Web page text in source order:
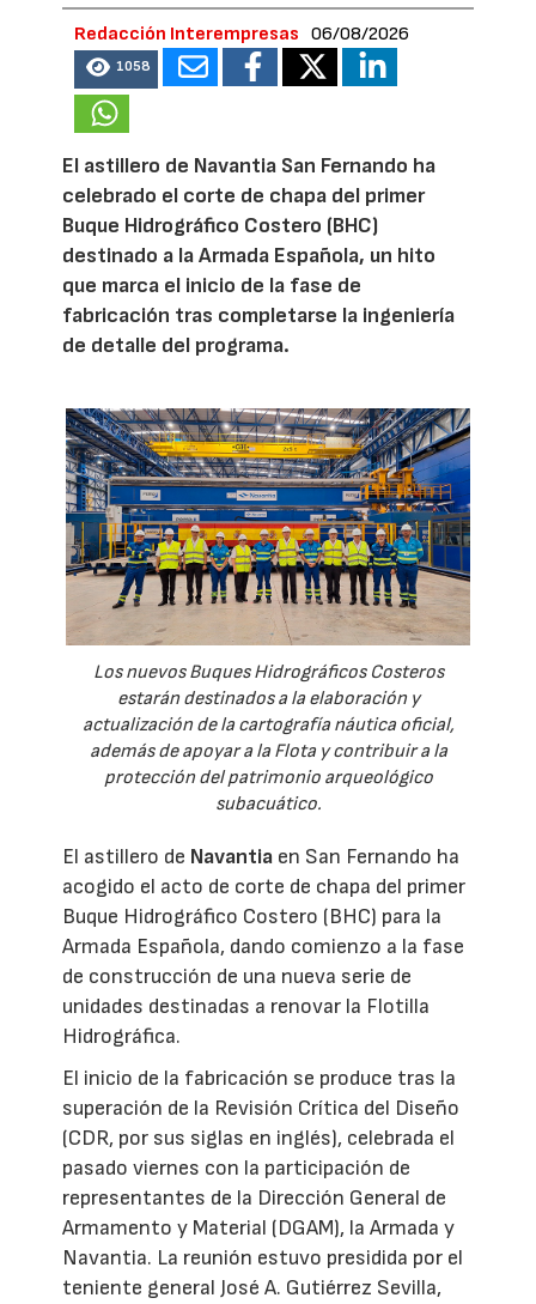
Redacción Interempresas 06/08/2026
1058
El astillero de Navantia San Fernando ha
celebrado el corte de chapa del primer
Buque Hidrográfico Costero (BHC)
destinado a la Armada Española, un hito
que marca el inicio de la fase de
fabricación tras completarse la ingeniería
de detalle del programa.
Los nuevos Buques Hidrográficos Costeros
estarán destinados a la elaboración y
actualización de la cartografía náutica oficial,
además de apoyar a la Flota y contribuir a la
protección del patrimonio arqueológico
subacuático.
El astillero de Navantia en San Fernando ha
acogido el acto de corte de chapa del primer
Buque Hidrográfico Costero (BHC) para la
Armada Española, dando comienzo a la fase
de construcción de una nueva serie de
unidades destinadas a renovar la Flotilla
Hidrográfica.
El inicio de la fabricación se produce tras la
superación de la Revisión Crítica del Diseño
(CDR, por sus siglas en inglés), celebrada el
pasado viernes con la participación de
representantes de la Dirección General de
Armamento y Material (DGAM), la Armada y
Navantia. La reunión estuvo presidida por el
teniente general José A. Gutiérrez Sevilla,